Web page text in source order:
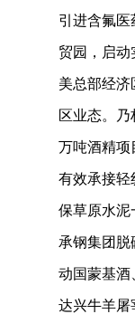
引进含氟
贸园，启
美总部经
区业态。
万吨酒精项
有效承接轻
保草原水泥
承钢集团
动国蒙基酒
达兴牛羊屠